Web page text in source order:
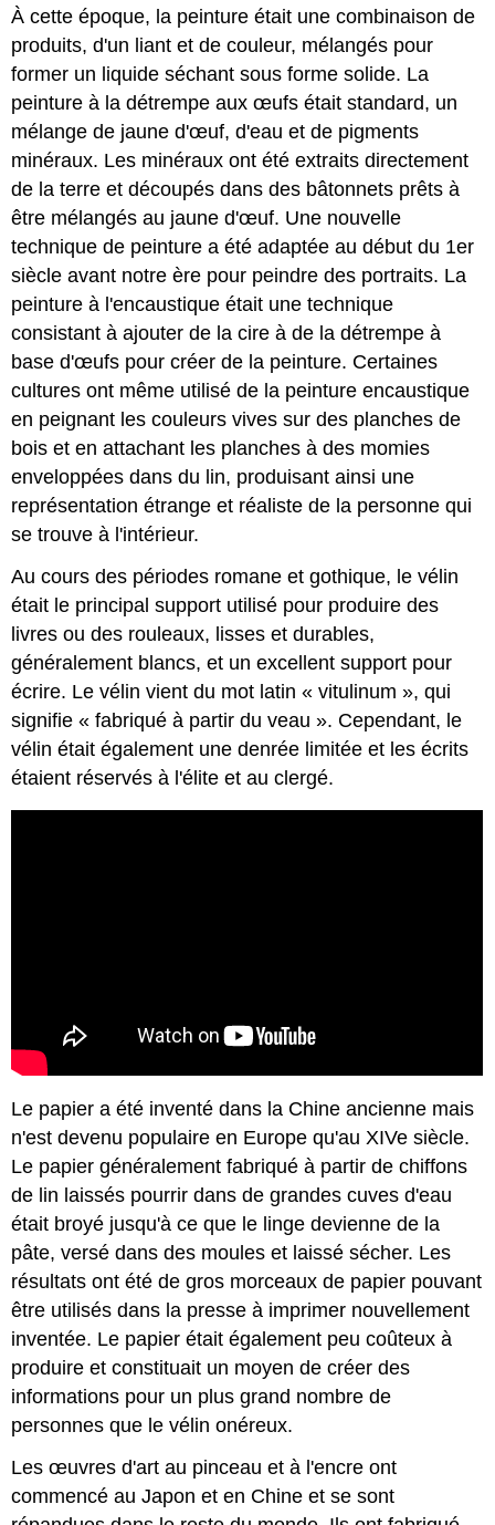
À cette époque, la peinture était une combinaison de
produits, d'un liant et de couleur, mélangés pour
former un liquide séchant sous forme solide. La
peinture à la détrempe aux œufs était standard, un
mélange de jaune d'œuf, d'eau et de pigments
minéraux. Les minéraux ont été extraits directement
de la terre et découpés dans des bâtonnets prêts à
être mélangés au jaune d'œuf. Une nouvelle
technique de peinture a été adaptée au début du 1er
siècle avant notre ère pour peindre des portraits. La
peinture à l'encaustique était une technique
consistant à ajouter de la cire à de la détrempe à
base d'œufs pour créer de la peinture. Certaines
cultures ont même utilisé de la peinture encaustique
en peignant les couleurs vives sur des planches de
bois et en attachant les planches à des momies
enveloppées dans du lin, produisant ainsi une
représentation étrange et réaliste de la personne qui
se trouve à l'intérieur.
Au cours des périodes romane et gothique, le vélin
était le principal support utilisé pour produire des
livres ou des rouleaux, lisses et durables,
généralement blancs, et un excellent support pour
écrire. Le vélin vient du mot latin « vitulinum », qui
signifie « fabriqué à partir du veau ». Cependant, le
vélin était également une denrée limitée et les écrits
étaient réservés à l'élite et au clergé.
Le papier a été inventé dans la Chine ancienne mais
n'est devenu populaire en Europe qu'au XIVe siècle.
Le papier généralement fabriqué à partir de chiffons
de lin laissés pourrir dans de grandes cuves d'eau
était broyé jusqu'à ce que le linge devienne de la
pâte, versé dans des moules et laissé sécher. Les
résultats ont été de gros morceaux de papier pouvant
être utilisés dans la presse à imprimer nouvellement
inventée. Le papier était également peu coûteux à
produire et constituait un moyen de créer des
informations pour un plus grand nombre de
personnes que le vélin onéreux.
Les œuvres d'art au pinceau et à l'encre ont
commencé au Japon et en Chine et se sont